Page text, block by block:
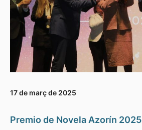
17 de març de 2025
Premio de Novela Azorín 2025